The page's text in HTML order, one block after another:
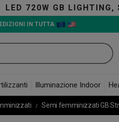
GB LIGHTING, Scoprilo!
IN TUTTA
Illuminazione Indoor
Semi femminizzati GB